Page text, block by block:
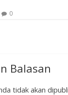
0
Balasan
tidak akan